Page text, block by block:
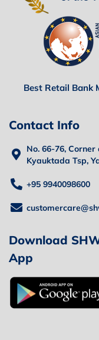
Best Retail Bank
Contact Info
No. 66-76,
Kyauktada Tsp,
+95 9940098600
Download
App